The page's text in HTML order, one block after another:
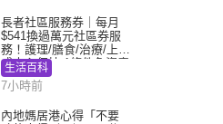
長者社區服務券｜每月
$541換過萬元社區券服
務！護理/膳食/治療/上門
或中心任揀 1條件免資產
審查（附申請資格及教
學）
生活百科
7小時前
內地媽居港心得「不要